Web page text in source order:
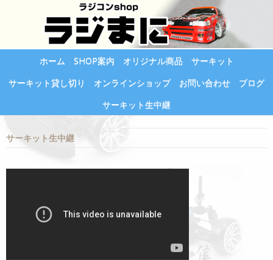
ホーム SHOP案内 オリジナル商品
サーキット
サーキット貸し切り
オンラインショップ お問い合わせ
ブログ
サーキット生中継
サーキット生中継